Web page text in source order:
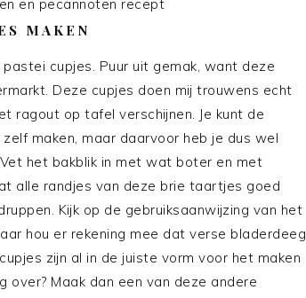
MAKEN
cupjes. Puur uit gemak, want deze
Deze cupjes doen mij trouwens echt
ragout op tafel verschijnen. Je kunt de
maken, maar daarvoor heb je dus wel
het bakblik in met wat boter en met
alle randjes van deze brie taartjes goed
Kijk op de gebruiksaanwijzing van het
hou er rekening mee dat verse bladerdeeg
zijn al in de juiste vorm voor het maken
Maak dan een van deze andere